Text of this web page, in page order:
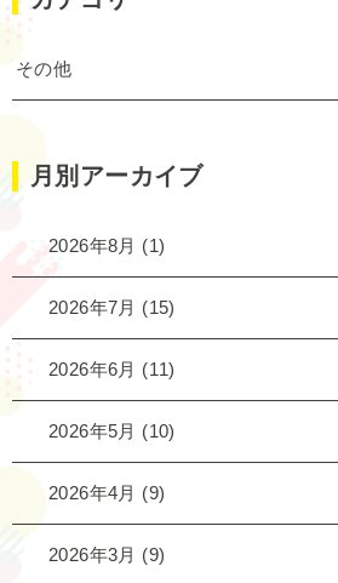
その他
月別アーカイブ
2026年8月 (1)
2026年7月 (15)
2026年6月 (11)
2026年5月 (10)
2026年4月 (9)
2026年3月 (9)